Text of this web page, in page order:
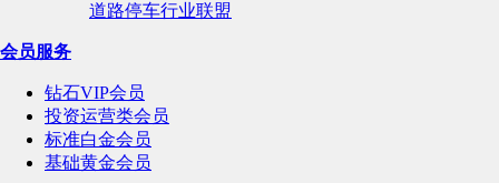
道路停车行业联盟
会员服务
钻石VIP会员
投资运营类会员
标准白金会员
基础黄金会员